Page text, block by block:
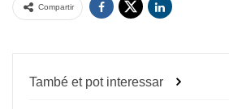
Compartir
També et pot interessar